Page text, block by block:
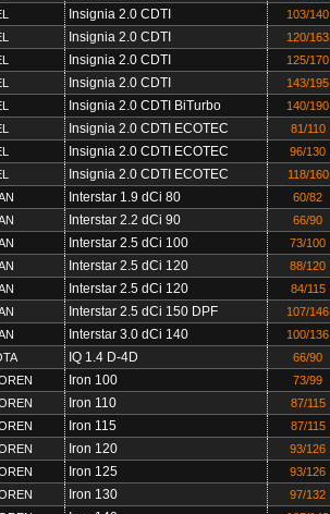
Insignia 2.0 CDTI 103/140
Insignia 2.0 CDTI 120/163
Insignia 2.0 CDTI 125/170
Insignia 2.0 CDTI 143/195
Insignia 2.0 CDTI BiTurbo 140/190
Insignia 2.0 CDTI ECOTEC 81/110
Insignia 2.0 CDTI ECOTEC 96/130
Insignia 2.0 CDTI ECOTEC 118/160
Interstar 1.9 dCi 80 60/82
Interstar 2.2 dCi 90 66/90
Interstar 2.5 dCi 100 73/100
Interstar 2.5 dCi 120 88/120
Interstar 2.5 dCi 120 84/115
Interstar 2.5 dCi 150 DPF 107/146
Interstar 3.0 dCi 140 100/136
IQ 1.4 D-4D 66/90
Iron 100 73/99
Iron 110 87/115
Iron 115 87/115
Iron 120 93/126
Iron 125 93/126
Iron 130 97/132